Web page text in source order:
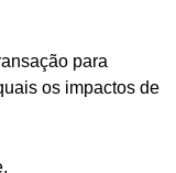
para
os impactos de